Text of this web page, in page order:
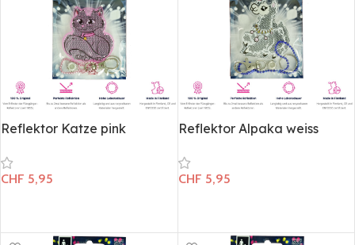
Reflektor Katze pink
CHF 5,95
Reflektor Alpaka weiss
CHF 5,95